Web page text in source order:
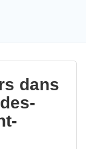
dans